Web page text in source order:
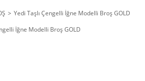
Yedi Taşlı Çengelli İğne Modelli Broş GOLD